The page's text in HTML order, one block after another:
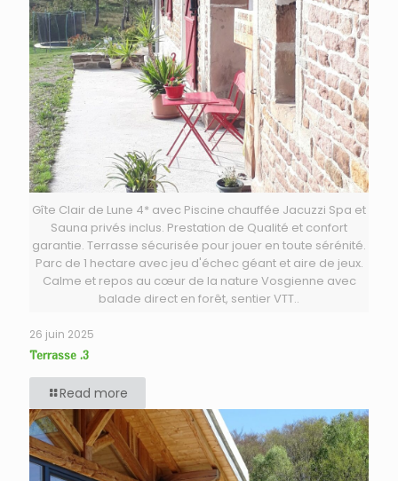
Gîte Clair de Lune 4* avec Piscine chauffée Jacuzzi Spa et
Sauna privés inclus. Prestation de Qualité et confort
garantie. Terrasse sécurisée pour jouer en toute sérénité.
Parc de 1 hectare avec jeu d'échec géant et aire de jeux.
Calme et repos au cœur de la nature Vosgienne avec
balade direct en forêt, sentier VTT..
26 juin 2025
Terrasse .3
Read more